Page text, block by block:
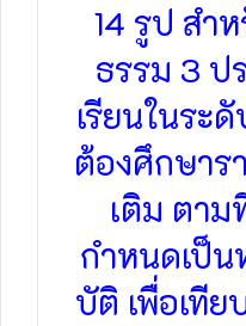
14 รูป สำ
ธรรม 3 ป
เรียนในระ
ต้องศึกษาร
เติม ตาม
กำหนดเป็
บัติ เพื่อเที